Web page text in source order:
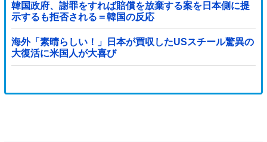
韓国政府、謝罪をすれば賠償を放棄する案を日本側に提
示するも拒否される＝韓国の反応
海外「素晴らしい！」日本が買収したUSスチール驚異の
大復活に米国人が大喜び